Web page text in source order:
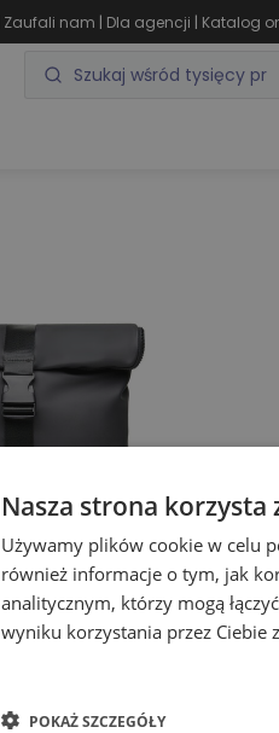
Zaufali nam | Dla agencji | Katalog
Nasza strona korzysta
Używamy plików cookie w celu
również informacje o tym, jak
analitycznym, którzy mogą
wyniku korzystania przez Ciebie
POKAŻ SZCZEGÓŁY